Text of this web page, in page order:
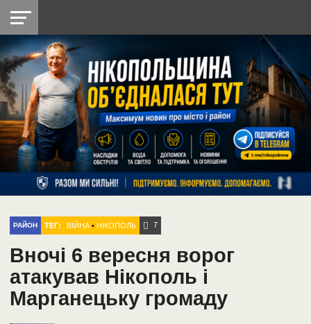
НІКОПОЛЬ
РАЙОН
СІЧЕСЛАВСЬКА
УКРАЇНА
РЕТРО
НІКОПОЛЬ
ЛАЙТ
УКРАЇНА
ДОПОМОГА
РАДІО
РАЙОН ТЕГ: ВІЙНА •НІКОПОЛЬ 7
Вночі 6 вересня ворог
атакував Нікополь і
Марганецьку громаду